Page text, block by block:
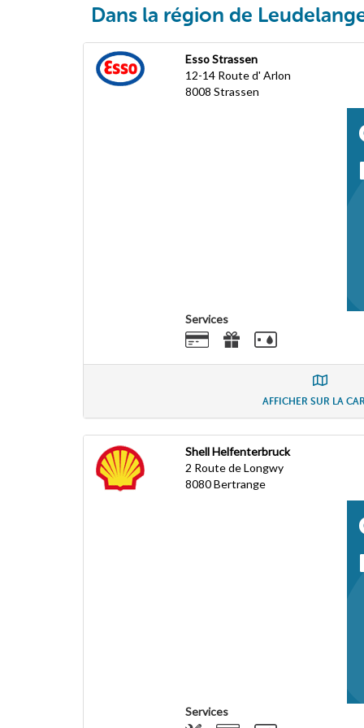
Dans la région de
Esso Strassen
12-14 Route d' Arlon
8008 Strassen
Services
AFFICHER SUR LA
Shell Helfenterbruck
2 Route de Longwy
8080Bertrange
Services